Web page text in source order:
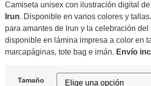
Camiseta unisex con ilustración digital de
Irun. Disponible en varios colores y
para amantes de Irun y la celebración
disponible en lámina impresa a color en
marcapáginas, tote bag e imán. Envío
Tamaño